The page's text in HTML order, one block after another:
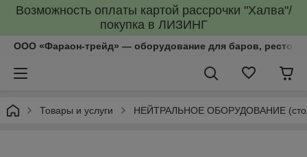
Возможность оплаты картой рассрочки "Халва"/
покупка в ЛИЗИНГ
ООО «Фараон-трейд»‎ — оборудование для баров,
Товары и услуги НЕЙТРАЛЬНОЕ ОБОРУДОВАНИЕ